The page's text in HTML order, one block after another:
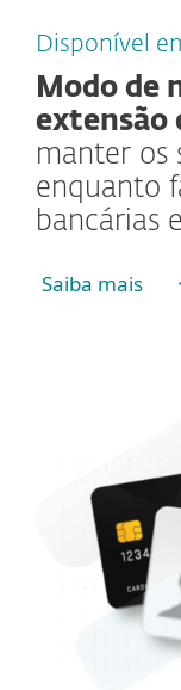
Disponível
Modo de
extensão
manter os
enquanto
bancárias
Saiba mais